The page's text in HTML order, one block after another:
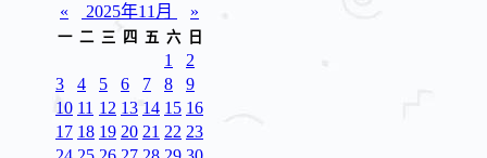
« 2025年11月 »
一 二 三 四 五 六 日
1
2
3
4 5 6 7 8
9
10 11 12 13 14 15 16
17 18 19 20 21 22 23